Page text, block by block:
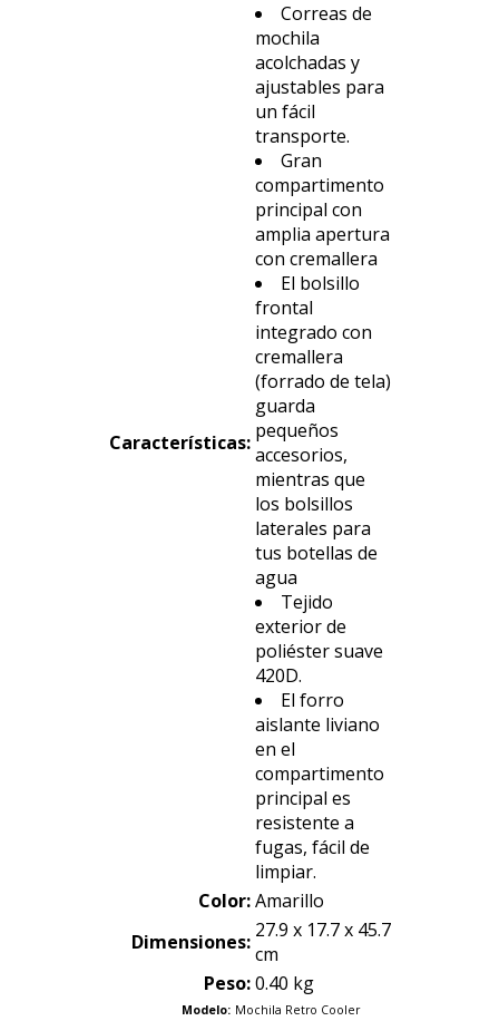
Características:
Correas de
mochila
acolchadas y
ajustables para
un fácil
transporte.
Gran
compartimento
principal con
amplia apertura
con cremallera
El bolsillo
frontal
integrado con
cremallera
(forrado de tela)
guarda
pequeños
accesorios,
mientras que
los bolsillos
laterales para
tus botellas de
agua
Tejido
exterior de
poliéster suave
420D.
El forro
aislante liviano
en el
compartimento
principal es
resistente a
fugas, fácil de
limpiar.
Color: Amarillo
Dimensiones: 27.9 x 17.7 x 45.7
cm
Peso: 0.40 kg
Modelo: Mochila Retro Cooler